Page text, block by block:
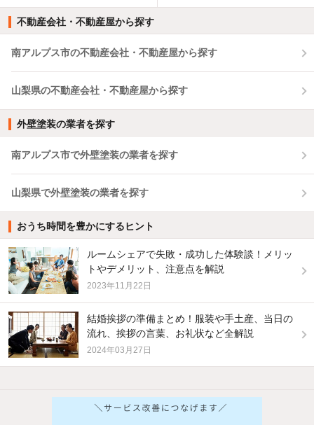
不動産会社・不動産屋から探す
南アルプス市の不動産会社・不動産屋から探す
山梨県の不動産会社・不動産屋から探す
外壁塗装の業者を探す
南アルプス市で外壁塗装の業者を探す
山梨県で外壁塗装の業者を探す
おうち時間を豊かにするヒント
ルームシェアで失敗・成功した体験談！メリッ
トやデメリット、注意点を解説
2023年11月22日
結婚挨拶の準備まとめ！服装や手土産、当日の
流れ、挨拶の言葉、お礼状など全解説
2024年03月27日
他の人はこんな条件で絞り込んでいます！